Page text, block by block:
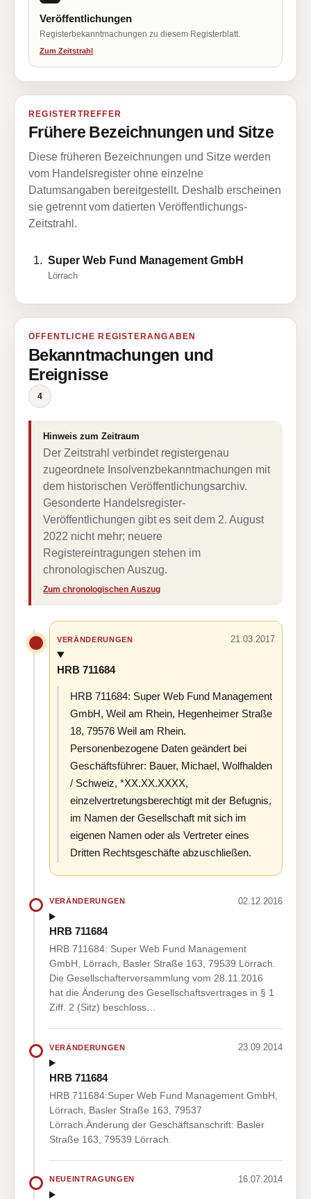
Veröffentlichungen
Registerbekanntmachungen zu diesem Registerblatt.
Zum Zeitstrahl
REGISTERTREFFER
Frühere Bezeichnungen und Sitze
Diese früheren Bezeichnungen und Sitze werden
vom Handelsregister ohne einzelne
Datumsangaben bereitgestellt. Deshalb erscheinen
sie getrennt vom datierten Veröffentlichungs-
Zeitstrahl.
Super Web Fund Management GmbH
Lörrach
ÖFFENTLICHE REGISTERANGABEN
Bekanntmachungen und
Ereignisse
4
Hinweis zum Zeitraum
Der Zeitstrahl verbindet registergenau
zugeordnete Insolvenzbekanntmachungen mit
dem historischen Veröffentlichungsarchiv.
Gesonderte Handelsregister-
Veröffentlichungen gibt es seit dem 2. August
2022 nicht mehr; neuere
Registereintragungen stehen im
chronologischen Auszug.
Zum chronologischen Auszug
VERÄNDERUNGEN 21.03.2017
HRB 711684
HRB 711684: Super Web Fund Management
GmbH, Weil am Rhein, Hegenheimer Straße
18, 79576 Weil am Rhein.
Personenbezogene Daten geändert bei
Geschäftsführer: Bauer, Michael, Wolfhalden
/ Schweiz, *XX.XX.XXXX,
einzelvertretungsberechtigt mit der Befugnis,
im Namen der Gesellschaft mit sich im
eigenen Namen oder als Vertreter eines
Dritten Rechtsgeschäfte abzuschließen.
VERÄNDERUNGEN 02.12.2016
HRB 711684
HRB 711684: Super Web Fund Management
GmbH, Lörrach, Basler Straße 163, 79539 Lörrach.
Die Gesellschafterversammlung vom 28.11.2016
hat die Änderung des Gesellschaftsvertrages in § 1
Ziff. 2 (Sitz) beschloss…
VERÄNDERUNGEN 23.09.2014
HRB 711684
HRB 711684:Super Web Fund Management GmbH,
Lörrach, Basler Straße 163, 79537
Lörrach.Änderung der Geschäftsanschrift: Basler
Straße 163, 79539 Lörrach.
NEUEINTRAGUNGEN 16.07.2014